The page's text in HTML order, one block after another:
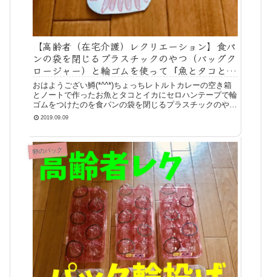
【高齢者（在宅介護）レクリエーション】食パ
ンの袋を閉じるプラスチックのやつ（バッグク
ロージャー）と輪ゴムを使って『魚とタコとイ
カの釣りゲーム』
おはようござい鱒(*^^*)ちょっちレトルトカレーの空き箱
とノートで作ったお魚とタコとイカにセロハンテープで輪
ゴムをつけたのを食パンの袋を閉じるプラスチックのやつ
（バッグクロージャー）を半分に折ったのを釣り針にして
2019.09.09
卵のパック